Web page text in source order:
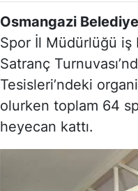
Osmangazi
Spor İl Müdürlüğü iş
Satranç
Tesisleri’ndeki
olurken toplam 64
heyecan kattı.